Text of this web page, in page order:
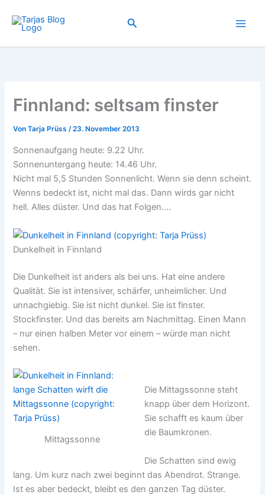
Inhalt
springen
Suchen
Finnland: seltsam finster
VonTarja Prüss/23. November 2013
Sonnenaufgang heute: 9.22 Uhr.
Sonnenuntergang heute: 14.46 Uhr.
Nicht mal 5,5 Stunden Sonnenlicht. Wenn sie denn scheint.
Wenns bedeckt ist, nicht mal das. Dann wirds gar nicht
hell. Alles düster. Und das hat Folgen….
Dunkelheit in Finnland
Die Dunkelheit ist anders als bei uns. Hat eine andere
Qualität. Sie ist intensiver, schärfer, unheimlicher. Und
unnachgiebig. Sie ist nicht dunkel. Sie ist finster.
Stockfinster. Und das bereits am Nachmittag. Einen Mann
– nur einen halben Meter vor einem – würde man nicht
sehen.
Mittagssonne
Die Mittagssonne steht
knapp über dem Horizont.
Sie schafft es kaum über
die Baumkronen.
Die Schatten sind ewig
lang. Um kurz nach zwei beginnt das Abendrot. Strange.
Ist es aber bedeckt, bleibt es den ganzen Tag düster.